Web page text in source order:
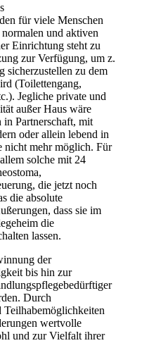
für viele Menschen
und aktiven
Einrichtung steht zu
zur Verfügung, um z.
sicherzustellen zu dem
(Toilettengang,
Jegliche private und
außer Haus wäre
Partnerschaft, mit
oder allein lebend in
nicht mehr möglich. Für
solche mit 24
die jetzt noch
die absolute
dass sie im
die
lassen.
der
bis hin zur
Durch
Teilhabemöglichkeiten
wertvolle
und zur Vielfalt ihrer